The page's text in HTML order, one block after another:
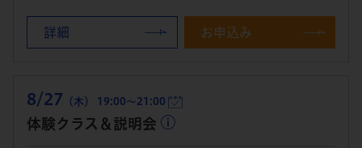
詳細 お申込み
8/27 （木） 19:00～21:00
体験クラス＆説明会